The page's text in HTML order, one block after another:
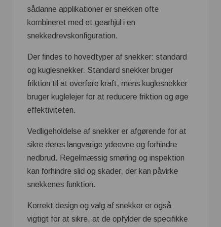
sådanne applikationer er snekken ofte
kombineret med et gearhjul i en
snekkedrevskonfiguration.
Der findes to hovedtyper af snekker: standard
og kuglesnekker. Standard snekker bruger
friktion til at overføre kraft, mens kuglesnekker
bruger kuglelejer for at reducere friktion og øge
effektiviteten.
Vedligeholdelse af snekker er afgørende for at
sikre deres langvarige ydeevne og forhindre
nedbrud. Regelmæssig smøring og inspektion
kan forhindre slid og skader, der kan påvirke
snekkenes funktion.
Korrekt design og valg af snekker er også
vigtigt for at sikre, at de opfylder de specifikke